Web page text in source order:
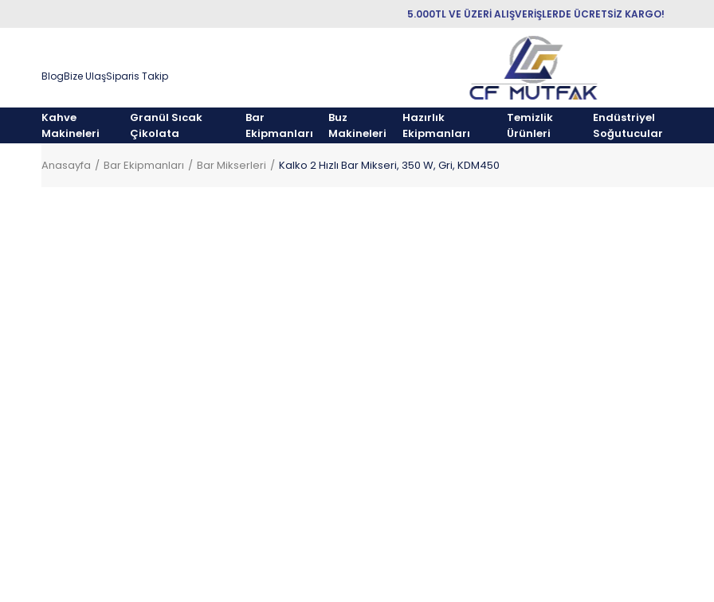
5.000TL VE ÜZERİ ALIŞVERİŞLERDE ÜCRETSİZ KARGO!
BlogBize UlaşSiparis Takip
Kahve
Makineleri
Granül Sıcak
Çikolata
Bar
Ekipmanları
Buz
Makineleri
Hazırlık
Ekipmanları
Temizlik
Ürünleri
Endüstriyel
Soğutucular
Anasayfa Bar Ekipmanları Bar Mikserleri Kalko 2 Hızlı Bar Mikseri, 350 W, Gri, KDM450